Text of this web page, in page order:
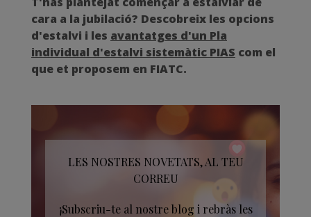
cara a la jubilació? Descobreix les opcions
d'estalvi i les avantatges d'un Pla
individual d'estalvi sistemàtic PIAS com el
que et proposem en FIATC.
LES NOSTRES NOVETATS, AL TEU
CORREU
¡Subscriu-te al nostre blog i rebràs les